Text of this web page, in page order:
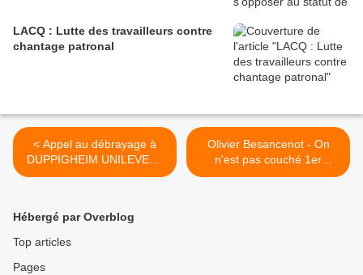
LACQ : Lutte des travailleurs contre
chantage patronal
< Appel au débrayage à
DUPPIGHEIM UNILEVER :
Agissons plutôt que subir !
Olivier Besancenot - On
n'est pas couché 1er
décembre 2018 >
Hébergé par Overblog
Top articles
Pages